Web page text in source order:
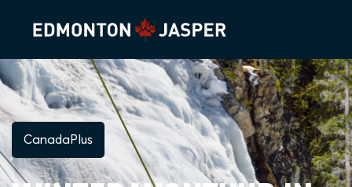
CanadaPlus